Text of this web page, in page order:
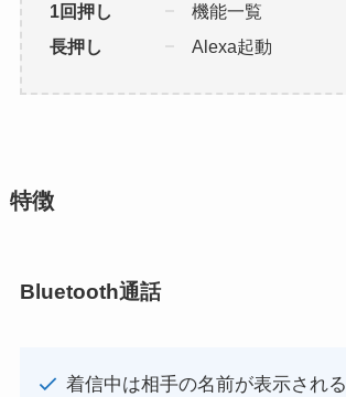
1回押し
機能一覧
長押し
Alexa起動
特徴
Bluetooth通話
着信中は相手の名前が表示される